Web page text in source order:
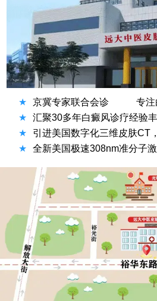
★ 京冀专家联合会诊
专注
★
汇聚30多年白癜风诊疗经验
★
引进美国数字化三维皮肤CT
★
全新美国极速308nm准分子